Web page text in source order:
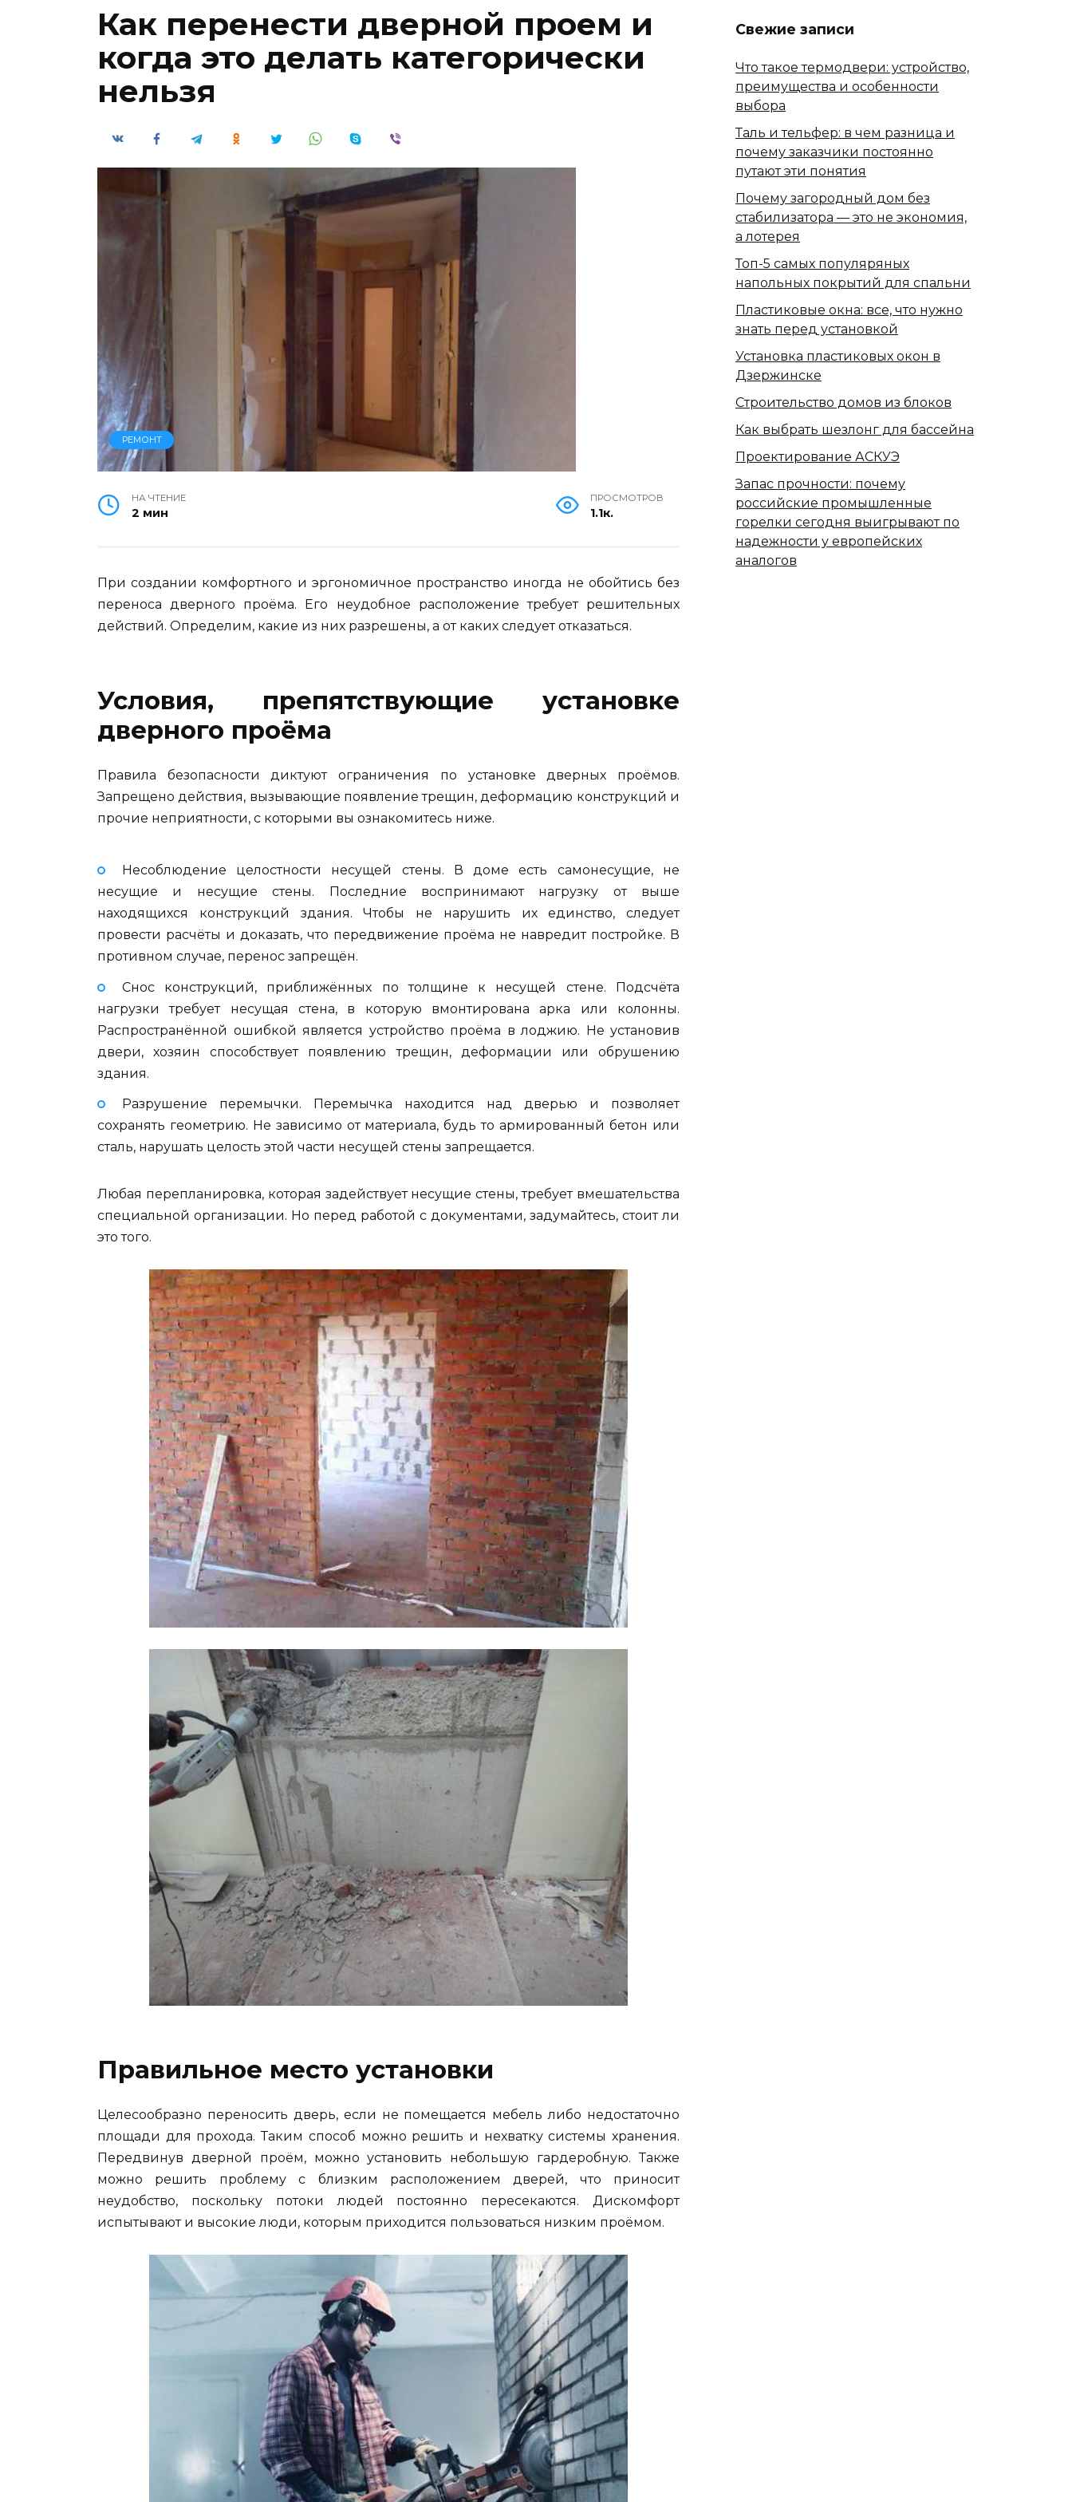
Как перенести дверной проем и
когда это делать категорически
нельзя
РЕМОНТ
НА ЧТЕНИЕ
2 мин
ПРОСМОТРОВ
1.1к.
При создании комфортного и эргономичное пространство иногда не обойтись без
переноса дверного проёма. Его неудобное расположение требует решительных
действий. Определим, какие из них разрешены, а от каких следует отказаться.
Условия, препятствующие установке
дверного проёма
Правила безопасности диктуют ограничения по установке дверных проёмов.
Запрещено действия, вызывающие появление трещин, деформацию конструкций и
прочие неприятности, с которыми вы ознакомитесь ниже.
Несоблюдение целостности несущей стены. В доме есть самонесущие, не
несущие и несущие стены. Последние воспринимают нагрузку от выше
находящихся конструкций здания. Чтобы не нарушить их единство, следует
провести расчёты и доказать, что передвижение проёма не навредит постройке. В
противном случае, перенос запрещён.
Снос конструкций, приближённых по толщине к несущей стене. Подсчёта
нагрузки требует несущая стена, в которую вмонтирована арка или колонны.
Распространённой ошибкой является устройство проёма в лоджию. Не установив
двери, хозяин способствует появлению трещин, деформации или обрушению
здания.
Разрушение перемычки. Перемычка находится над дверью и позволяет
сохранять геометрию. Не зависимо от материала, будь то армированный бетон или
сталь, нарушать целость этой части несущей стены запрещается.
Любая перепланировка, которая задействует несущие стены, требует вмешательства
специальной организации. Но перед работой с документами, задумайтесь, стоит ли
это того.
Правильное место установки
Целесообразно переносить дверь, если не помещается мебель либо недостаточно
площади для прохода. Таким способ можно решить и нехватку системы хранения.
Передвинув дверной проём, можно установить небольшую гардеробную. Также
можно решить проблему с близким расположением дверей, что приносит
неудобство, поскольку потоки людей постоянно пересекаются. Дискомфорт
испытывают и высокие люди, которым приходится пользоваться низким проёмом.
Свежие записи
Что такое термодвери: устройство,
преимущества и особенности
выбора
Таль и тельфер: в чем разница и
почему заказчики постоянно
путают эти понятия
Почему загородный дом без
стабилизатора — это не экономия,
а лотерея
Топ-5 самых популяряных
напольных покрытий для спальни
Пластиковые окна: все, что нужно
знать перед установкой
Установка пластиковых окон в
Дзержинске
Строительство домов из блоков
Как выбрать шезлонг для бассейна
Проектирование АСКУЭ
Запас прочности: почему
российские промышленные
горелки сегодня выигрывают по
надежности у европейских
аналогов